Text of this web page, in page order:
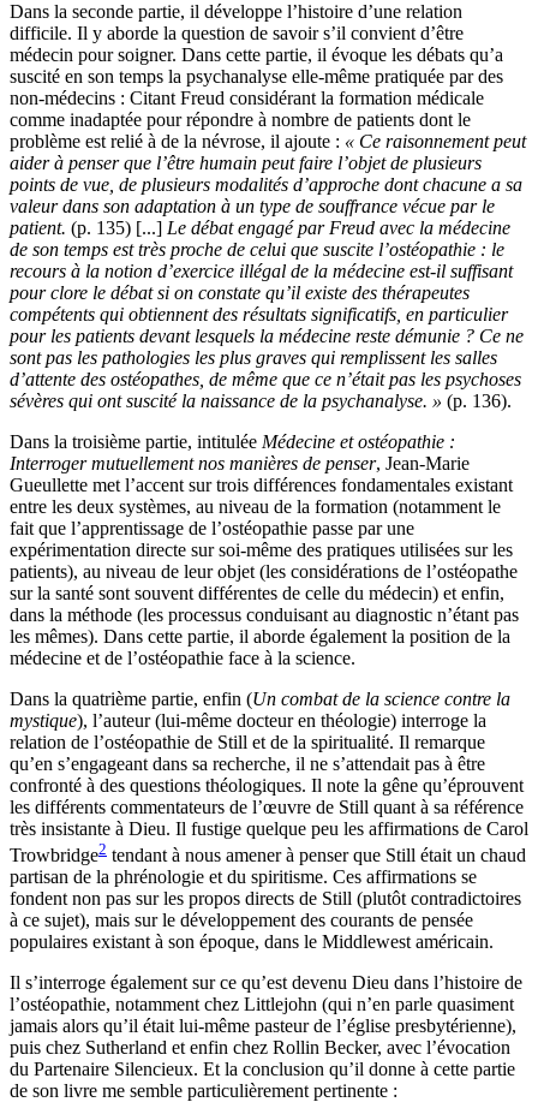
Dans la seconde partie, il développe l’histoire d’une relation
difficile. Il y aborde la question de savoir s’il convient d’être
médecin pour soigner. Dans cette partie, il évoque les débats qu’a
suscité en son temps la psychanalyse elle-même pratiquée par des
non-médecins : Citant Freud considérant la formation médicale
comme inadaptée pour répondre à nombre de patients dont le
problème est relié à de la névrose, il ajoute : « Ce raisonnement peut
aider à penser que l’être humain peut faire l’objet de plusieurs
points de vue, de plusieurs modalités d’approche dont chacune a sa
valeur dans son adaptation à un type de souffrance vécue par le
patient. (p. 135) [...] Le débat engagé par Freud avec la médecine
de son temps est très proche de celui que suscite l’ostéopathie : le
recours à la notion d’exercice illégal de la médecine est-il suffisant
pour clore le débat si on constate qu’il existe des thérapeutes
compétents qui obtiennent des résultats significatifs, en particulier
pour les patients devant lesquels la médecine reste démunie ? Ce ne
sont pas les pathologies les plus graves qui remplissent les salles
d’attente des ostéopathes, de même que ce n’était pas les psychoses
sévères qui ont suscité la naissance de la psychanalyse. » (p. 136).
Dans la troisième partie, intitulée Médecine et ostéopathie :
Interroger mutuellement nos manières de penser, Jean-Marie
Gueullette met l’accent sur trois différences fondamentales existant
entre les deux systèmes, au niveau de la formation (notamment le
fait que l’apprentissage de l’ostéopathie passe par une
expérimentation directe sur soi-même des pratiques utilisées sur les
patients), au niveau de leur objet (les considérations de l’ostéopathe
sur la santé sont souvent différentes de celle du médecin) et enfin,
dans la méthode (les processus conduisant au diagnostic n’étant pas
les mêmes). Dans cette partie, il aborde également la position de la
médecine et de l’ostéopathie face à la science.
Dans la quatrième partie, enfin (Un combat de la science contre la
mystique), l’auteur (lui-même docteur en théologie) interroge la
relation de l’ostéopathie de Still et de la spiritualité. Il remarque
qu’en s’engageant dans sa recherche, il ne s’attendait pas à être
confronté à des questions théologiques. Il note la gêne qu’éprouvent
les différents commentateurs de l’œuvre de Still quant à sa référence
très insistante à Dieu. Il fustige quelque peu les affirmations de Carol
Trowbridge2 tendant à nous amener à penser que Still était un chaud
partisan de la phrénologie et du spiritisme. Ces affirmations se
fondent non pas sur les propos directs de Still (plutôt contradictoires
à ce sujet), mais sur le développement des courants de pensée
populaires existant à son époque, dans le Middlewest américain.
Il s’interroge également sur ce qu’est devenu Dieu dans l’histoire de
l’ostéopathie, notamment chez Littlejohn (qui n’en parle quasiment
jamais alors qu’il était lui-même pasteur de l’église presbytérienne),
puis chez Sutherland et enfin chez Rollin Becker, avec l’évocation
du Partenaire Silencieux. Et la conclusion qu’il donne à cette partie
de son livre me semble particulièrement pertinente :